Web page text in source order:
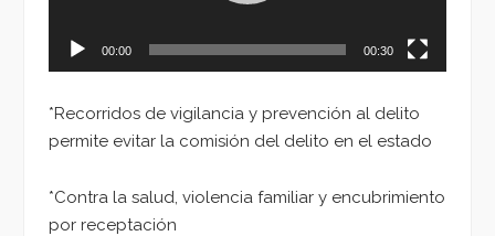
00:00 00:30
*Recorridos de vigilancia y prevención al delito
permite evitar la comisión del delito en el estado
*Contra la salud, violencia familiar y encubrimiento
por receptación